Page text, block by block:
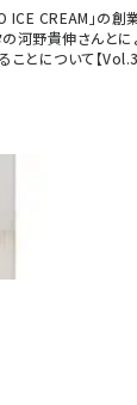
ICE CREAM」の創
河野貴伸さんとに
とについて【Vol.3